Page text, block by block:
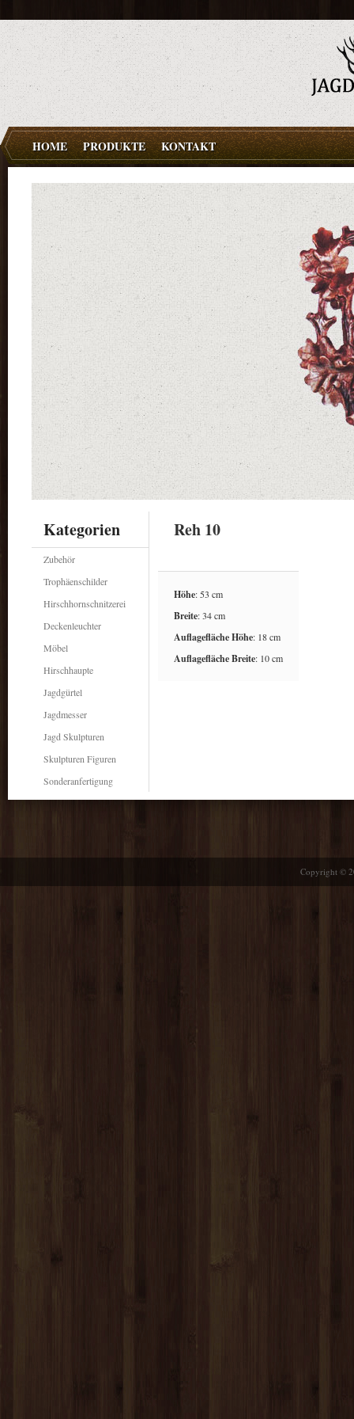
HOME PRODUKTE KONTAKT
Reh 10
Höhe: 53 cm
Breite: 34 cm
Auflagefläche Höhe: 18 cm
Auflagefläche Breite: 10 cm
Kategorien
Zubehör
Trophäenschilder
Hirschhornschnitzerei
Deckenleuchter
Möbel
Hirschhaupte
Jagdgürtel
Jagdmesser
Jagd Skulpturen
Skulpturen Figuren
Sonderanfertigung
Copyright ©